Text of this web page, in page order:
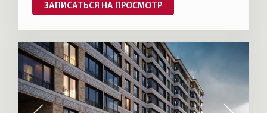
ЗАПИСАТЬСЯ НА ПРОСМОТР